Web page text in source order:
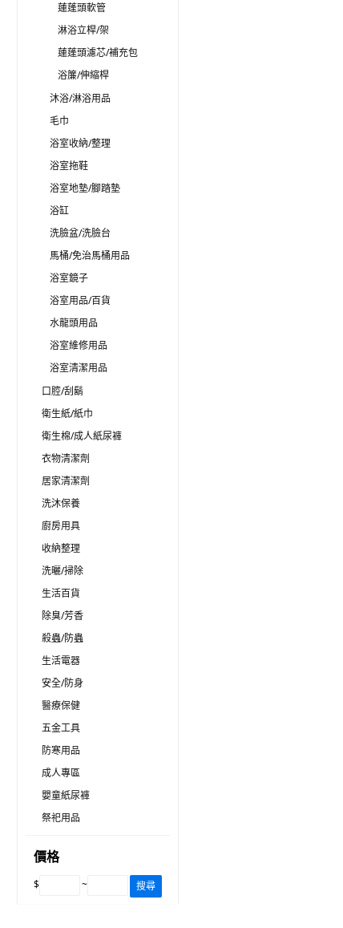
蓮蓬頭軟管
淋浴立桿/架
蓮蓬頭濾芯/補充包
浴簾/伸縮桿
沐浴/淋浴用品
毛巾
浴室收納/整理
浴室拖鞋
浴室地墊/腳踏墊
浴缸
洗臉盆/洗臉台
馬桶/免治馬桶用品
浴室鏡子
浴室用品/百貨
水龍頭用品
浴室維修用品
浴室清潔用品
口腔/刮鬍
衛生紙/紙巾
衛生棉/成人紙尿褲
衣物清潔劑
居家清潔劑
洗沐保養
廚房用具
收納整理
洗曬/掃除
生活百貨
除臭/芳香
殺蟲/防蟲
生活電器
安全/防身
醫療保健
五金工具
防寒用品
成人專區
嬰童紙尿褲
祭祀用品
價格
$ ~ 搜尋